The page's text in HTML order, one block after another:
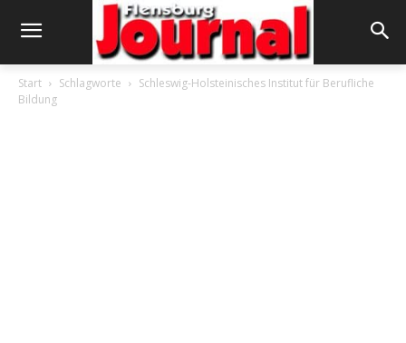
Start Schlagworte
Schleswig-Holsteinisches Institut für Berufliche
Bildung